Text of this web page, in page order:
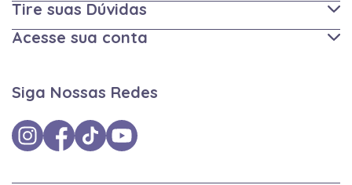
Tire suas Dúvidas
Acesse sua conta
Siga Nossas Redes